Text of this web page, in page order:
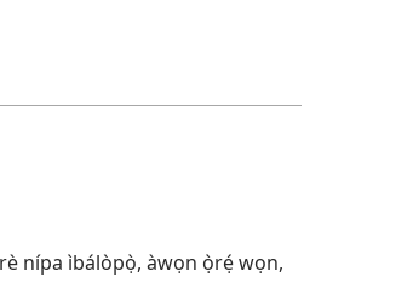
nípa ìbálòpọ̀, àwọn ọ̀rẹ́ wọn,